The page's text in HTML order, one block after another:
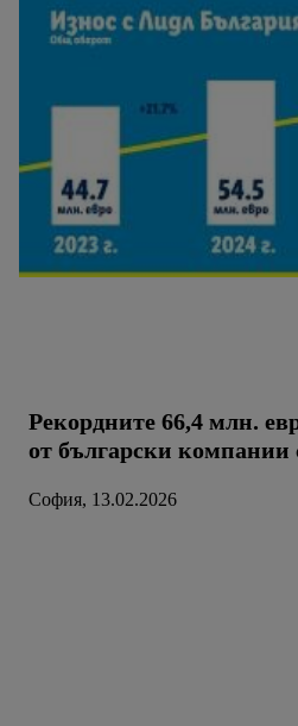
Рекордните 66,4 млн.
от български компании
София, 13.02.2026